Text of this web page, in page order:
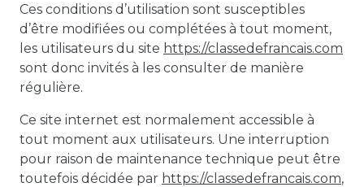
Ces conditions d’utilisation sont susceptibles
d’être modifiées ou complétées à tout moment,
les utilisateurs du site https://classedefrancais.com
sont donc invités à les consulter de manière
régulière.
Ce site internet est normalement accessible à
tout moment aux utilisateurs. Une interruption
pour raison de maintenance technique peut être
toutefois décidée par https://classedefrancais.com,